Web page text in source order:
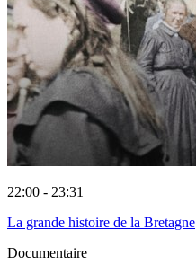
22:00 - 23:31
La grande histoire de la Bretagne
Documentaire